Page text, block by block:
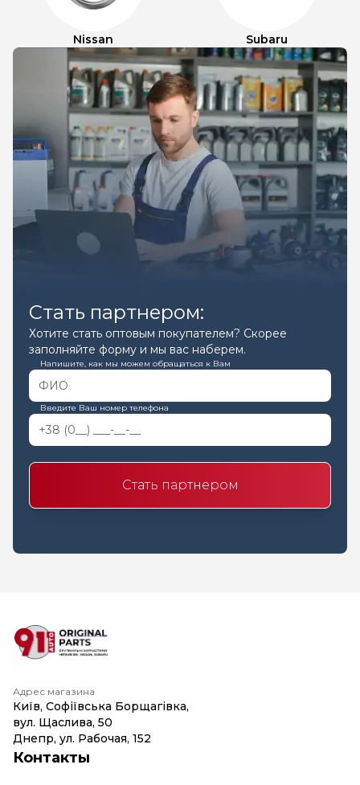
Nissan Subaru
Стать партнером:
Хотите стать оптовым покупателем? Скорее
заполняйте форму и мы вас наберем.
Напишите, как мы можем обращаться к Вам
Введите Ваш номер телефона
Стать партнером
Адрес магазина
Київ, Софіївська Борщагівка,
вул. Щаслива, 50
Днепр, ул. Рабочая, 152
Контакты